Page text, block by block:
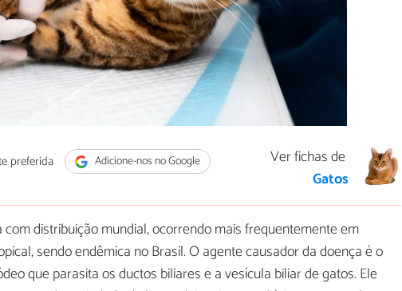
preferida Adicione-nos no Google
Ver fichas de
Gatos
distribuição mundial, ocorrendo mais frequentemente em
sendo endêmica no Brasil. O agente causador da doença é o
que parasita os ductos biliares e a vesícula biliar de gatos. Ele